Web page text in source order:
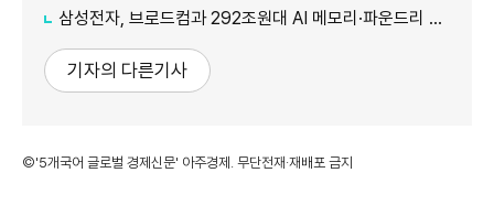
삼성전자, 브로드컴과 292조원대 AI 메모리·파운드리 협력...차세대 HBM 경쟁력 입증
기자의 다른기사
©'5개국어 글로벌 경제신문' 아주경제. 무단전재·재배포 금지